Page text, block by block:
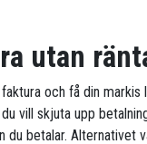
utan
och få din markis
vill skjuta upp
du betalar. Alternativet